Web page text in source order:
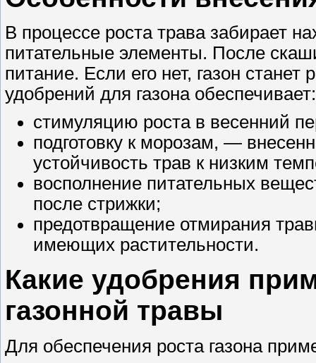
В процессе роста трава забирает
питательные элементы. После
питание. Если его нет, газон
удобрений для газона обеспечивает:
стимуляцию роста в весенний
подготовку к морозам, —
устойчивость трав к низким
восполнение питательных
после стрижки;
предотвращение отмирания
имеющих растительности.
Какие удобрения
газонной травы
Для обеспечения роста газона